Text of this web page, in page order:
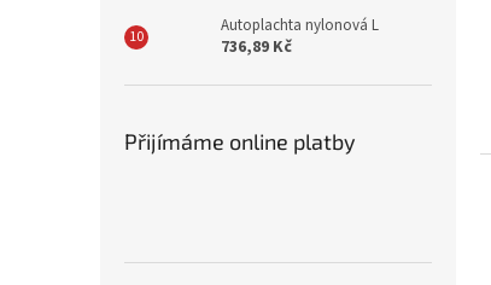
Autoplachta nylonová L
736,89 Kč
Přijímáme online platby